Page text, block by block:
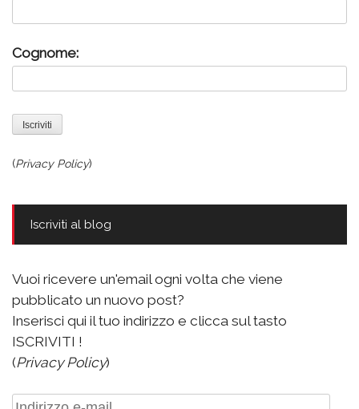
Cognome:
(Privacy Policy)
Iscriviti al blog
Vuoi ricevere un'email ogni volta che viene
pubblicato un nuovo post?
Inserisci qui il tuo indirizzo e clicca sul tasto
ISCRIVITI !
(Privacy Policy)
Indirizzo